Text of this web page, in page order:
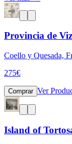
Provincia de
Coello y Quesada,
275€
Comprar Ver
Island of